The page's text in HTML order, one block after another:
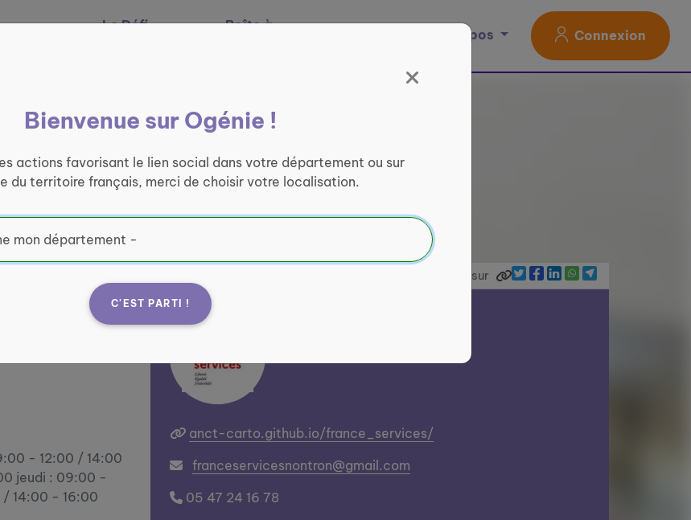
Le Défi
Boîte à
À propos Connexion
Bienvenue sur Ogénie !
actions favorisant le lien social dans votre département ou sur
du territoire français, merci de choisir votre localisation.
C'EST PARTI !
Partager sur
- 12:00 / 14:00
jeudi : 09:00 -
14:00 - 16:00
anct-carto.github.io/france_services/
franceservicesnontron@gmail.com
05 47 24 16 78